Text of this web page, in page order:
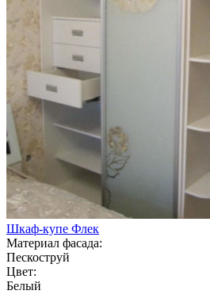
Шкаф-купе Флек
Материал фасада:
Пескоструй
Цвет:
Белый